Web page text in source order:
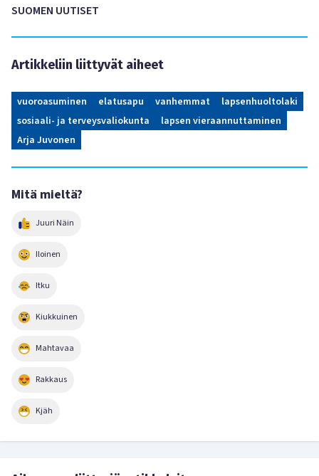
SUOMEN UUTISET
Artikkeliin liittyvät aiheet
vuoroasuminen elatusapu vanhemmat
lapsenhuoltolaki
sosiaali- ja terveysvaliokunta
lapsen vieraannuttaminen
Arja Juvonen
Mitä mieltä?
Juuri Näin
Iloinen
Itku
Kiukkuinen
Mahtavaa
Rakkaus
Kjäh